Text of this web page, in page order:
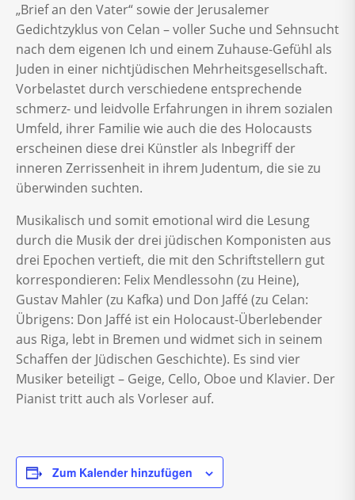
„Brief an den Vater“ sowie der Jerusalemer
Gedichtzyklus von Celan – voller Suche und Sehnsucht
nach dem eigenen Ich und einem Zuhause-Gefühl als
Juden in einer nichtjüdischen Mehrheitsgesellschaft.
Vorbelastet durch verschiedene entsprechende
schmerz- und leidvolle Erfahrungen in ihrem sozialen
Umfeld, ihrer Familie wie auch die des Holocausts
erscheinen diese drei Künstler als Inbegriff der
inneren Zerrissenheit in ihrem Judentum, die sie zu
überwinden suchten.
Musikalisch und somit emotional wird die Lesung
durch die Musik der drei jüdischen Komponisten aus
drei Epochen vertieft, die mit den Schriftstellern gut
korrespondieren: Felix Mendlessohn (zu Heine),
Gustav Mahler (zu Kafka) und Don Jaffé (zu Celan:
Übrigens: Don Jaffé ist ein Holocaust-Überlebender
aus Riga, lebt in Bremen und widmet sich in seinem
Schaffen der Jüdischen Geschichte). Es sind vier
Musiker beteiligt – Geige, Cello, Oboe und Klavier. Der
Pianist tritt auch als Vorleser auf.
Zum Kalender hinzufügen